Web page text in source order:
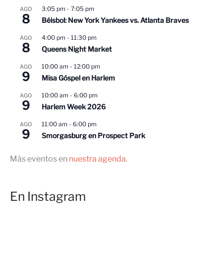
AGO
8
3:05 pm - 7:05 pm
Béisbol: New York Yankees vs. Atlanta Braves
AGO
8
4:00 pm - 11:30 pm
Queens Night Market
AGO
9
10:00 am - 12:00 pm
Misa Góspel en Harlem
AGO
9
10:00 am - 6:00 pm
Harlem Week 2026
AGO
9
11:00 am - 6:00 pm
Smorgasburg en Prospect Park
Más eventos en nuestra agenda.
En Instagram